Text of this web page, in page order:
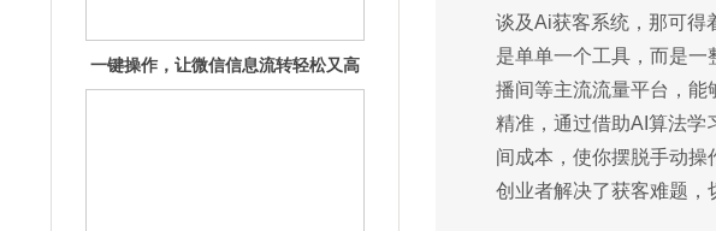
畅享多样数字资源，开启*可能之旅
谈及Ai获客系统，那可得
是单单一个工具，而是
播间等主流流量平台，能
精准，通过借助AI算法学
间成本，使你摆脱手动
创业者解决了获客难题，